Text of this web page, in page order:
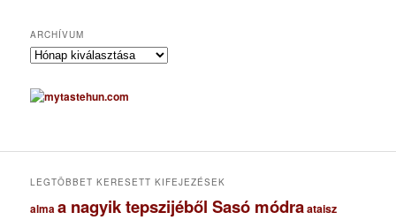
ARCHÍVUM
A
c
h
u
LEGTÖBBET KERESETT KIFEJEZÉSEK
almaa nagyik tepszijéből Sasó módraataisz